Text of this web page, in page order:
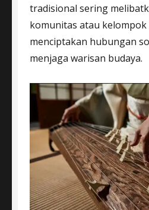
tradisional sering
komunitas atau kelompok
menciptakan hubungan
menjaga warisan budaya.